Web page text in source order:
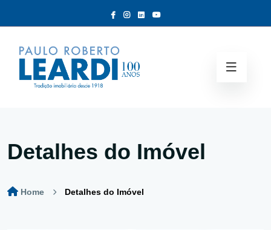
Detalhes do Imóvel
Home Detalhes do Imóvel